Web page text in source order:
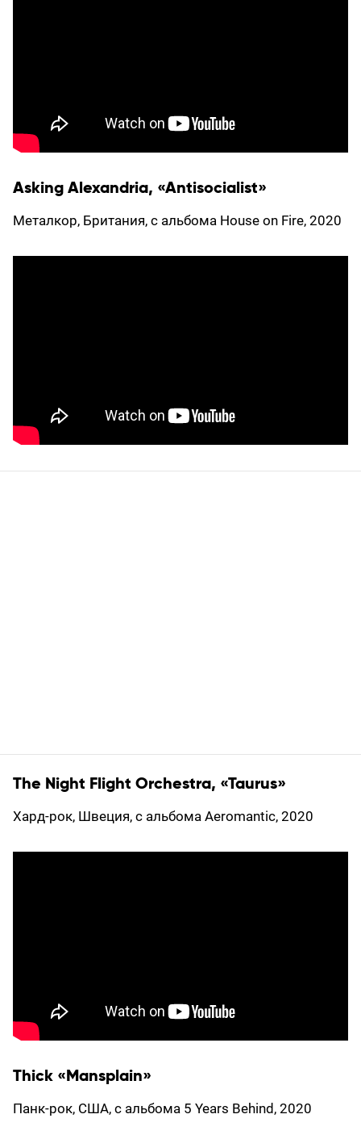
Asking Alexandria, «Antisocialist»
Металкор, Британия, с альбома House on Fire, 2020
The Night Flight Orchestra, «Taurus»
Хард-рок, Швеция, с альбома Aeromantic, 2020
Thick «Mansplain»
Панк-рок, США, с альбома 5 Years Behind, 2020